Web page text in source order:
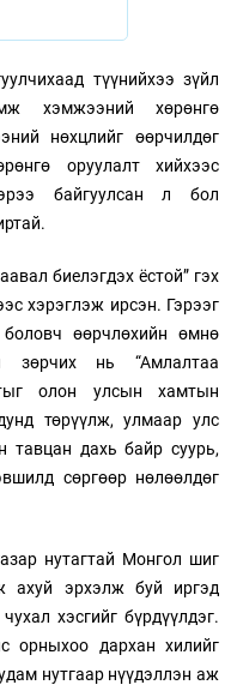
түүнийхээ зүйл
хэмжээний хөрөнгө
нөхцлийг өөрчилдөг
оруулалт хийхээс
байгуулсан л бол
биелэгдэх ёстой” гэх
хэрэглэж ирсэн. Гэрээг
өөрчлөхийн өмнө
зөрчих нь “Амлалтаа
олон улсын хамтын
төрүүлж, улмаар улс
тавцан дахь байр суурь,
сөргөөр нөлөөлдөг
нутагтай Монгол шиг
ахуй эрхэлж буй иргэд
хэсгийг бүрдүүлдэг.
орныхоо дархан хилийг
нутгаар нүүдэллэн аж